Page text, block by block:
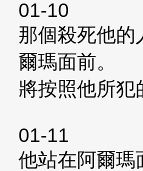
01-10
那個殺死他的
爾瑪面前。
將按照他所犯
01-11
他站在阿爾瑪